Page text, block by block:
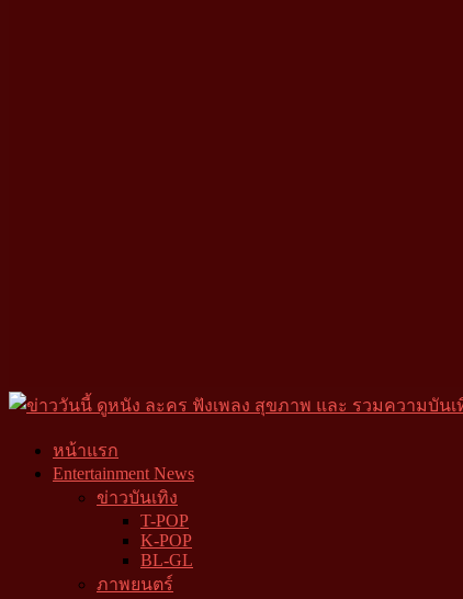
หน้าแรก
Entertainment News
ข่าวบันเทิง
T-POP
K-POP
BL-GL
ภาพยนตร์